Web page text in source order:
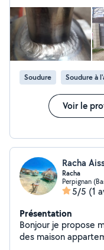
Soudure Soudure à
Voir le
Racha
Racha
Perpignan
5/5 (1
Présentation
Bonjour je propose mes
des maison appartement Rangement